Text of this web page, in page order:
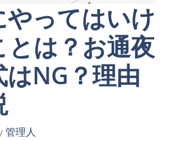
やってはいけ
とは？お通夜
NG？理由
管理人